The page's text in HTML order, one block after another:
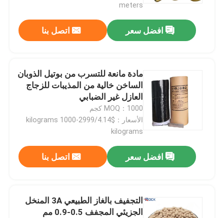
meters
افضل سعر اتصل بنا
مادة مانعة للتسرب من بوتيل الذوبان
الساخن خالية من المذيبات للزجاج
العازل غير الضبابي
MOQ：1000 كجم
الأسعار：$4.14/kilograms 1000-2999
kilograms
افضل سعر اتصل بنا
التجفيف بالغاز الطبيعي 3A المنخل
الجزيئي المجفف 0.5-0.9 مم